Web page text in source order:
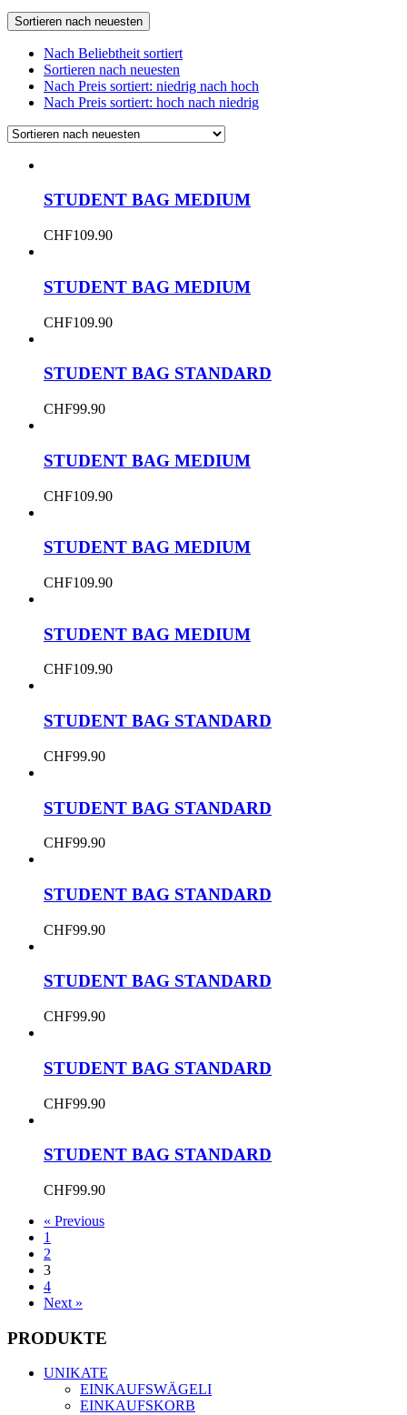
Sortieren nach neuesten
Nach Beliebtheit sortiert
Sortieren nach neuesten
Nach Preis sortiert: niedrig nach hoch
Nach Preis sortiert: hoch nach niedrig
STUDENT BAG MEDIUM
CHF109.90
STUDENT BAG MEDIUM
CHF109.90
STUDENT BAG STANDARD
CHF99.90
STUDENT BAG MEDIUM
CHF109.90
STUDENT BAG MEDIUM
CHF109.90
STUDENT BAG MEDIUM
CHF109.90
STUDENT BAG STANDARD
CHF99.90
STUDENT BAG STANDARD
CHF99.90
STUDENT BAG STANDARD
CHF99.90
STUDENT BAG STANDARD
CHF99.90
STUDENT BAG STANDARD
CHF99.90
STUDENT BAG STANDARD
CHF99.90
« Previous
1
2
3
4
Next »
PRODUKTE
UNIKATE
EINKAUFSWÄGELI
EINKAUFSKORB